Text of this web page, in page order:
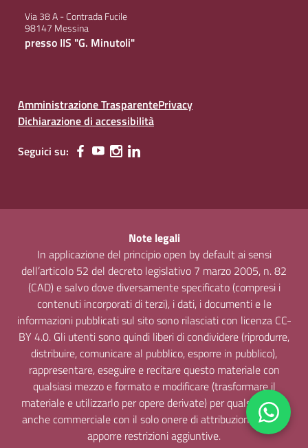
Via 38 A - Contrada Fucile
98147 Messina
presso IIS "G. Minutoli"
Amministrazione TrasparentePrivacy
Dichiarazione di accessibilità
Seguici su:
Note legali
In applicazione del principio open by default ai sensi
dell’articolo 52 del decreto legislativo 7 marzo 2005, n. 82
(CAD) e salvo dove diversamente specificato (compresi i
contenuti incorporati di terzi), i dati, i documenti e le
informazioni pubblicati sul sito sono rilasciati con licenza CC-
BY 4.0. Gli utenti sono quindi liberi di condividere (riprodurre,
distribuire, comunicare al pubblico, esporre in pubblico),
rappresentare, eseguire e recitare questo materiale con
qualsiasi mezzo e formato e modificare (trasformare il
materiale e utilizzarlo per opere derivate) per qualsiasi fine,
anche commerciale con il solo onere di attribuzione, senza
apporre restrizioni aggiuntive.